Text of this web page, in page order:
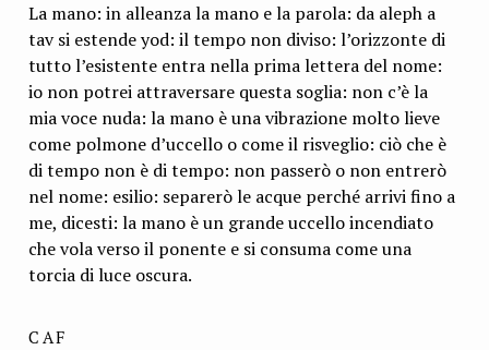
La mano: in alleanza la mano e la parola: da aleph a
tav si estende yod: il tempo non diviso: l’orizzonte di
tutto l’esistente entra nella prima lettera del nome:
io non potrei attraversare questa soglia: non c’è la
mia voce nuda: la mano è una vibrazione molto lieve
come polmone d’uccello o come il risveglio: ciò che è
di tempo non è di tempo: non passerò o non entrerò
nel nome: esilio: separerò le acque perché arrivi fino a
me, dicesti: la mano è un grande uccello incendiato
che vola verso il ponente e si consuma come una
torcia di luce oscura.
CAF